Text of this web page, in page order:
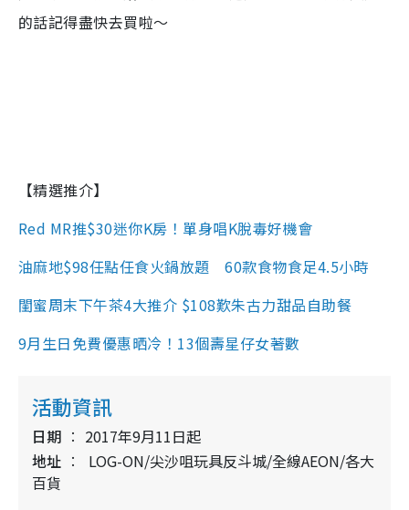
的話記得盡快去買啦～
【精選推介】
Red MR推$30迷你K房！單身唱K脫毒好機會
油麻地$98任點任食火鍋放題 60款食物食足4.5小時
閨蜜周末下午茶4大推介 $108歎朱古力甜品自助餐
9月生日免費優惠晒冷！13個壽星仔女著數
活動資訊
日期
2017年9月11日起
地址
LOG-ON/尖沙咀玩具反斗城/全線AEON/各大
百貨